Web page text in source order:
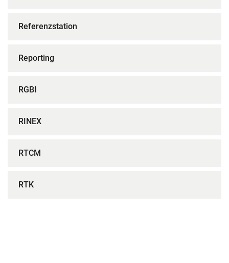
Referenzstation
Reporting
RGBI
RINEX
RTCM
RTK